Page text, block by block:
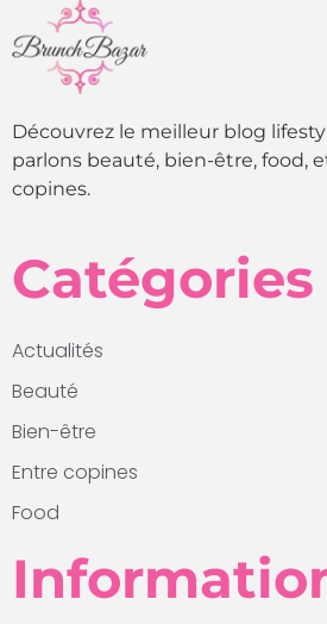
Découvrez le meilleur blog
parlons beauté, bien-être, food,
copines.
Catégories
Actualités
Beauté
Bien-être
Entre copines
Food